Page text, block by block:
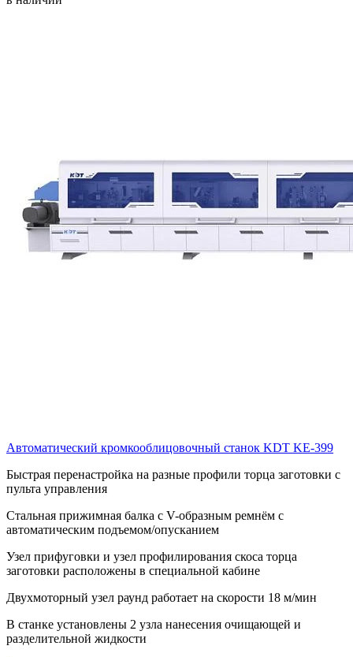
Автоматический кромкооблицовочный станок KDT KE-399
Быстрая перенастройка на разные профили торца заготовки с
пульта управления
Стальная прижимная балка с V-образным ремнём с
автоматическим подъемом/опусканием
Узел прифуговки и узел профилирования скоса торца
заготовки расположены в специальной кабине
Двухмоторный узел раунд работает на скорости 18 м/мин
В станке установлены 2 узла нанесения очищающей и
разделительной жидкости